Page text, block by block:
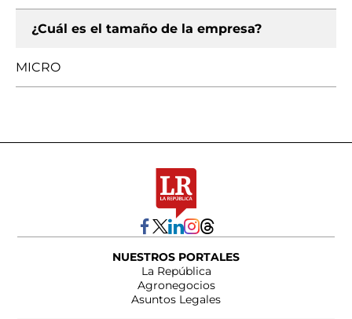
¿Cuál es el tamaño de la empresa?
MICRO
NUESTROS PORTALES
La República
Agronegocios
Asuntos Legales